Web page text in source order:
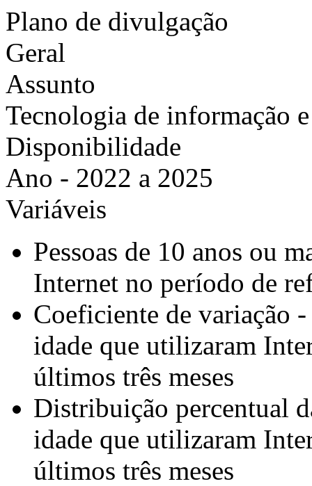
Plano de divulgação
Geral
Assunto
Tecnologia de informação
Disponibilidade
Ano - 2022 a 2025
Variáveis
Pessoas de 10 anos ou
Internet no período de
Coeficiente de variação -
idade que utilizaram
últimos três meses
Distribuição percentual
idade que utilizaram
últimos três meses